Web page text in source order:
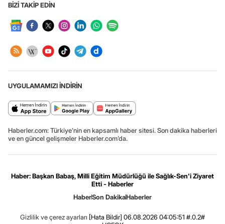
BİZİ TAKİP EDİN
UYGULAMAMIZI İNDİRİN
Haberler.com: Türkiye’nin en kapsamlı haber sitesi. Son dakika haberleri
ve en güncel gelişmeler Haberler.com’da.
Haber: Başkan Babaş, Milli Eğitim Müdürlüğü ile Sağlık-Sen'i Ziyaret
Etti - Haberler
HaberSon DakikaHaberler
Gizlilik ve çerez ayarları [Hata Bildir] 06.08.2026 04:05:51 #.0.2#